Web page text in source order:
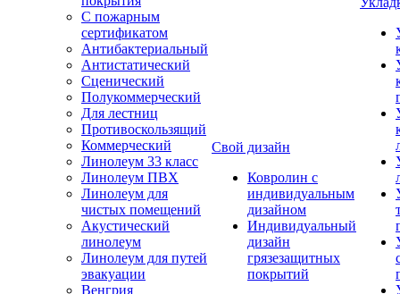
С пожарным
сертификатом
Антибактериальный
Антистатический
Сценический
Полукоммерческий
Для лестниц
Противоскользящий
Коммерческий
Линолеум 33 класс
Линолеум ПВХ
Линолеум для
чистых помещений
Акустический
линолеум
Линолеум для путей
эвакуации
Венгрия
Свой дизайн
Ковролин с
индивидуальным
дизайном
Индивидуальный
дизайн
грязезащитных
покрытий